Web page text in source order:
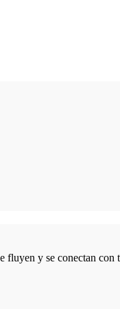
fluyen y se conectan